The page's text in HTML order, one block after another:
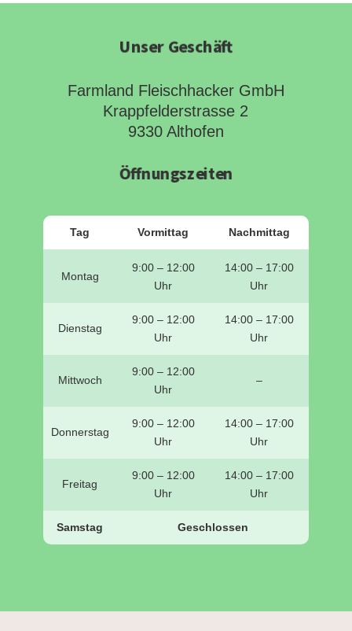
Unser Geschäft
Farmland Fleischhacker GmbH
Krappfelderstrasse 2
9330 Althofen
Öffnungszeiten
Tag Vormittag Nachmittag
Montag
9:00 – 12:00
Uhr
14:00 – 17:00
Uhr
Dienstag
9:00 – 12:00
Uhr
14:00 – 17:00
Uhr
Mittwoch
9:00 – 12:00
Uhr
–
Donnerstag
9:00 – 12:00
Uhr
14:00 – 17:00
Uhr
Freitag
9:00 – 12:00
Uhr
14:00 – 17:00
Uhr
Samstag Geschlossen